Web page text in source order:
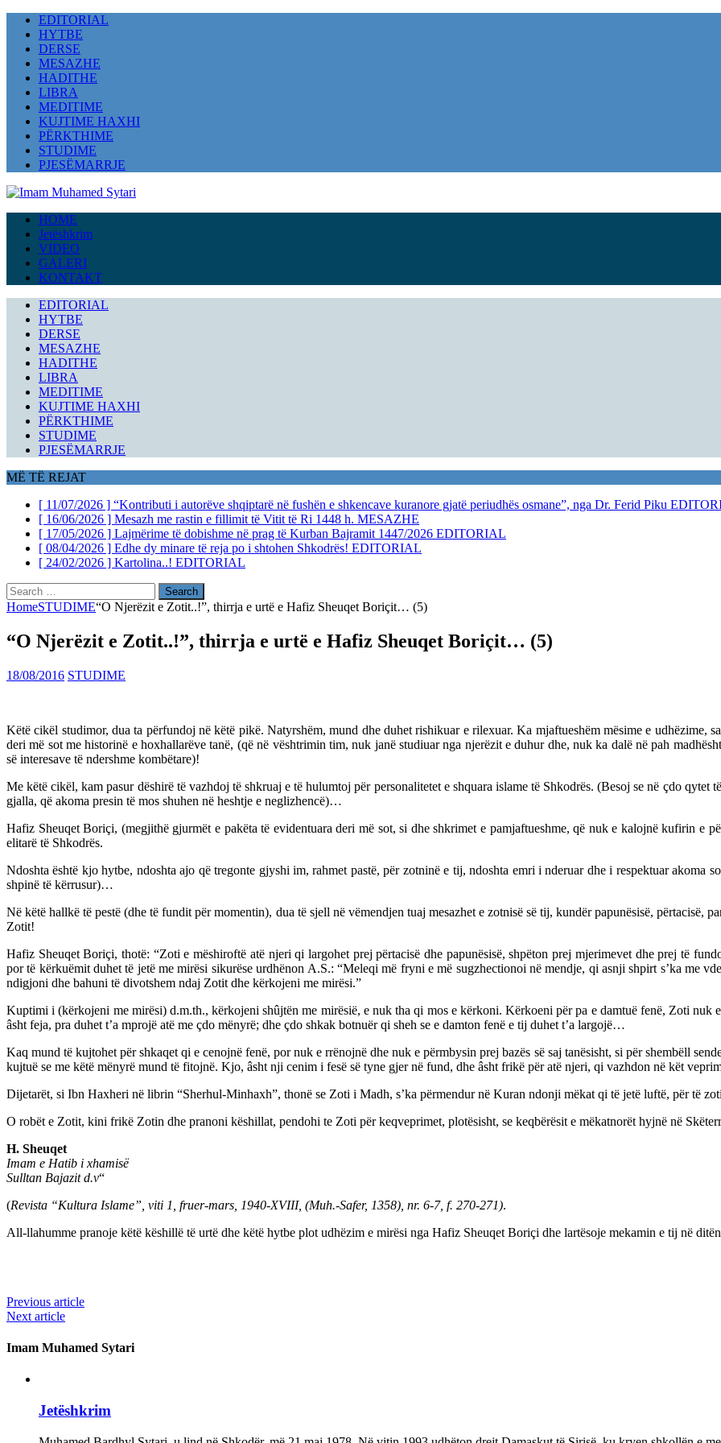
EDITORIAL
HYTBE
DERSE
MESAZHE
HADITHE
LIBRA
MEDITIME
KUJTIME HAXHI
PËRKTHIME
STUDIME
PJESËMARRJE
HOME
Jetëshkrim
VIDEO
GALERI
KONTAKT
EDITORIAL
HYTBE
DERSE
MESAZHE
HADITHE
LIBRA
MEDITIME
KUJTIME HAXHI
PËRKTHIME
STUDIME
PJESËMARRJE
MË TË REJAT
[ 11/07/2026 ] “Kontributi i autorëve shqiptarë në fushën e shkencave kuranore gjatë periudhës osmane”, nga Dr. Ferid Piku
[ 16/06/2026 ] Mesazh me rastin e fillimit të Vitit të Ri 1448 h. MESAZHE
[ 17/05/2026 ] Lajmërime të dobishme në prag të Kurban Bajramit 1447/2026 EDITORIAL
[ 08/04/2026 ] Edhe dy minare të reja po i shtohen Shkodrës! EDITORIAL
[ 24/02/2026 ] Kartolina..! EDITORIAL
Search
for:
HomeSTUDIME“O Njerëzit e Zotit..!”, thirrja e urtë e Hafiz Sheuqet Boriçit… (5)
“O Njerëzit e Zotit..!”, thirrja e urtë e Hafiz Sheuqet Boriçit… (5)
18/08/2016 STUDIME
Këtë cikël studimor, dua ta përfundoj në këtë pikë. Natyrshëm, mund dhe duhet rishikuar e rilexuar. Ka mjaftueshëm mësime e udhëzime,
deri më sot me historinë e hoxhallarëve tanë, (që në vështrimin tim, nuk janë studiuar nga njerëzit e duhur dhe, nuk ka dalë në pah
së interesave të ndershme kombëtare)!
Me këtë cikël, kam pasur dëshirë të vazhdoj të shkruaj e të hulumtoj për personalitetet e shquara islame të Shkodrës. (Besoj se në çdo
gjalla, që akoma presin të mos shuhen në heshtje e neglizhencë)…
Hafiz Sheuqet Boriçi, (megjithë gjurmët e pakëta të evidentuara deri më sot, si dhe shkrimet e pamjaftueshme, që nuk e kalojnë kufirin e
elitarë të Shkodrës.
Ndoshta është kjo hytbe, ndoshta ajo që tregonte gjyshi im, rahmet pastë, për zotninë e tij, ndoshta emri i nderuar dhe i respektuar akoma
shpinë të kërrusur)…
Në këtë hallkë të pestë (dhe të fundit për momentin), dua të sjell në vëmendjen tuaj mesazhet e zotnisë së tij, kundër papunësisë, përtacisë,
Zotit!
Hafiz Sheuqet Boriçi, thotë: “Zoti e mëshiroftë atë njeri qi largohet prej përtacisë dhe papunësisë, shpëton prej mjerimevet dhe prej të
por të kërkuëmit duhet të jetë me mirësi sikurëse urdhënon A.S.: “Meleqi më fryni e më sugzhectionoi në mendje, qi asnji shpirt s’ka me
ndigjoni dhe bahuni të divotshem ndaj Zotit dhe kërkojeni me mirësi.”
Kuptimi i (kërkojeni me mirësi) d.m.th., kërkojeni shûjtën me mirësië, e nuk tha qi mos e kërkoni. Kërkoeni për pa e damtuë fenë, Zoti nuk
âsht feja, pra duhet t’a mprojë atë me çdo mënyrë; dhe çdo shkak botnuër qi sheh se e damton fenë e tij duhet t’a largojë…
Kaq mund të kujtohet për shkaqet qi e cenojnë fenë, por nuk e rrënojnë dhe nuk e përmbysin prej bazës së saj tanësisht, si për shembëll
kujtuë se me këtë mënyrë mund të fitojnë. Kjo, âsht nji cenim i fesë së tyne gjer në fund, dhe âsht frikë për atë njeri, qi vazhdon në kët
Dijetarët, si Ibn Haxheri në librin “Sherhul-Minhaxh”, thonë se Zoti i Madh, s’ka përmendur në Kuran ndonji mëkat qi të jetë luftë, për të
O robët e Zotit, kini frikë Zotin dhe pranoni këshillat, pendohi te Zoti për keqveprimet, plotësisht, se keqbërësit e mëkatnorët hyjnë në
H. Sheuqet
Imam e Hatib i xhamisë
Sulltan Bajazit d.v“
(Revista “Kultura Islame”, viti 1, fruer-mars, 1940-XVIII, (Muh.-Safer, 1358), nr. 6-7, f. 270-271).
All-llahumme pranoje këtë këshillë të urtë dhe këtë hytbe plot udhëzim e mirësi nga Hafiz Sheuqet Boriçi dhe lartësoje mekamin e tij në
Previous article
Next article
Imam Muhamed Sytari
Jetëshkrim